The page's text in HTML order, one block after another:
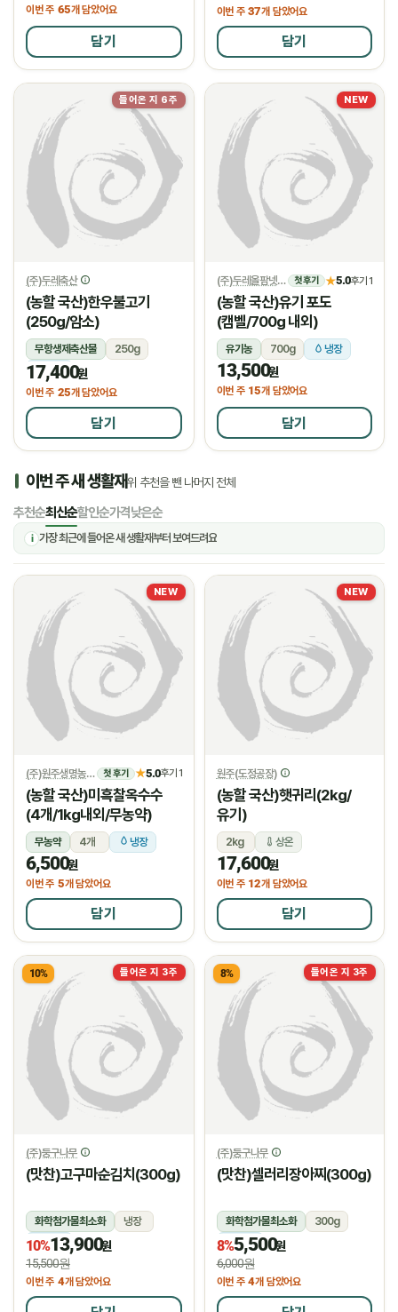
이번 주 65개 담았어요
담기
이번 주 37개 담았어요
담기
들어온 지 6주
(주)두레축산
(농할 국산)한우불고기
(250g/암소)
무항생제축산물
250g
냉장
17,400원
이번 주 25개 담았어요
담기
NEW
(주)두레올팜넷 첫 후기 ★5.0후기 1
(농할 국산)유기 포도
(캠벨/700g 내외)
유기농 700g 냉장
13,500원
이번 주 15개 담았어요
담기
이번 주 새 생활재위 추천을 뺀 나머지 전체
추천순최신순할인순가격낮은순
i 가장 최근에 들어온 새 생활재부터 보여드려요
NEW
(주)원주생명농업 첫 후기 ★5.0후기 1
(농할 국산)미흑찰옥수수
(4개/1kg내외/무농약)
무농약 4개 냉장
6,500원
이번 주 5개 담았어요
담기
NEW
원주(도정공장)
(농할 국산)햇귀리(2kg/
유기)
2kg 상온
17,600원
이번 주 12개 담았어요
담기
들어온 지 3주
10%
(주)둥구나무
(맛찬)고구마순김치(300g)
화학첨가물최소화
냉장
냉장
10%13,900원
15,500원
이번 주 4개 담았어요
들어온 지 3주
8%
(주)둥구나무
(맛찬)셀러리장아찌(300g)
화학첨가물최소화
300g
냉장
8%5,500원
6,000원
이번 주 4개 담았어요